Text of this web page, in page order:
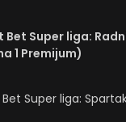
Bet Super liga:
1 Premijum)
Super liga: